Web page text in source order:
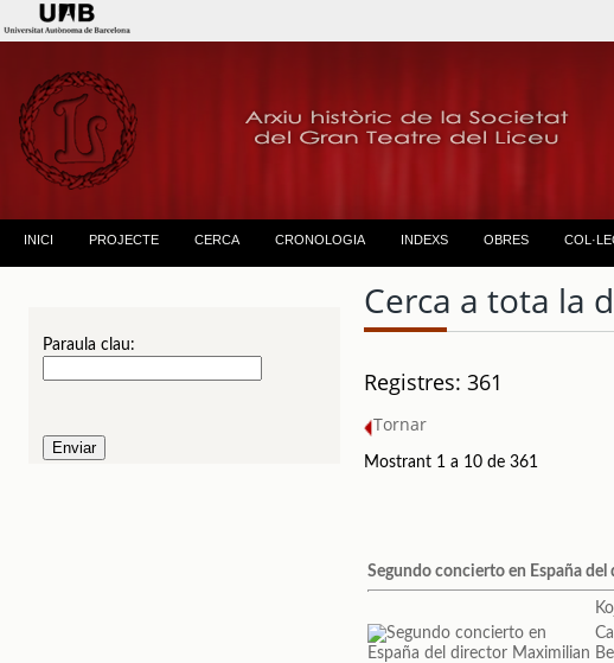
INICI PROJECTE CERCA CRONOLOGIA INDEXS OBRES
Paraula clau:
Cerca a tota la
Registres: 361
Tornar
Mostrant 1 a 10 de 361
Segundo concierto en España